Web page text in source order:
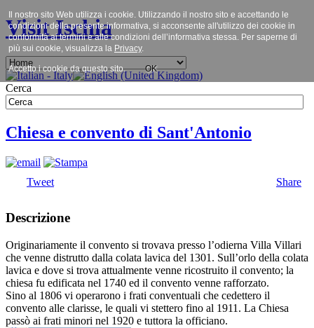
Visit Ischia
Cerca
Chiesa e convento di Sant'Antonio
Tweet Share
Descrizione
Originariamente il convento si trovava presso l’odierna Villa Villari
che venne distrutto dalla colata lavica del 1301. Sull’orlo della colata
lavica e dove si trova attualmente venne ricostruito il convento; la
chiesa fu edificata nel 1740 ed il convento venne rafforzato.
Sino al 1806 vi operarono i frati conventuali che cedettero il
convento alle clarisse, le quali vi stettero fino al 1911. La Chiesa
passò ai frati minori nel 1920 e tuttora la officiano.
Il nostro sito Web utilizza i cookie. Utilizzando il nostro sito e accettando le
condizioni della presente informativa, si acconsente all'utilizzo dei cookie in
conformità ai termini e alle condizioni dell’informativa stessa. Per saperne di
più sui cookie, visualizza la Privacy.
Accetto i cookie da questo sito. OK